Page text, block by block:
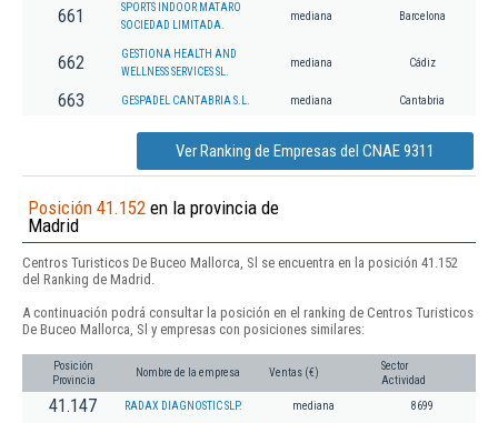
661
SPORTS INDOOR MATARO
SOCIEDAD LIMITADA.
mediana Barcelona
662
GESTIONA HEALTH AND
WELLNESS SERVICES SL.
mediana Cádiz
663 GESPADEL CANTABRIA S.L. mediana Cantabria
Ver Ranking de Empresas del CNAE 9311
Posición 41.152 en la provincia de
Madrid
Centros Turisticos De Buceo Mallorca, Sl se encuentra en la posición 41.152
del Ranking de Madrid.
A continuación podrá consultar la posición en el ranking de Centros Turisticos
De Buceo Mallorca, Sl y empresas con posiciones similares:
Posición
Provincia
Nombre de la empresa Ventas (€)
Sector
Actividad
41.147 RADAX DIAGNOSTIC SLP. mediana 8699